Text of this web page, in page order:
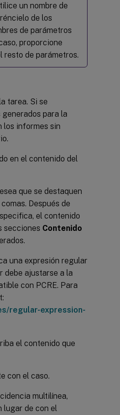
un nombre de
de los
de parámetros
proporcione
resto de parámetros.
tarea. Si se
para la
los informes sin
en el contenido del
que se destaquen
Después de
el contenido
secciones Contenido
una expresión regular
debe ajustarse a la
con PCRE. Para
regular-expression-
el contenido que
con el caso.
multilínea,
lugar de con el